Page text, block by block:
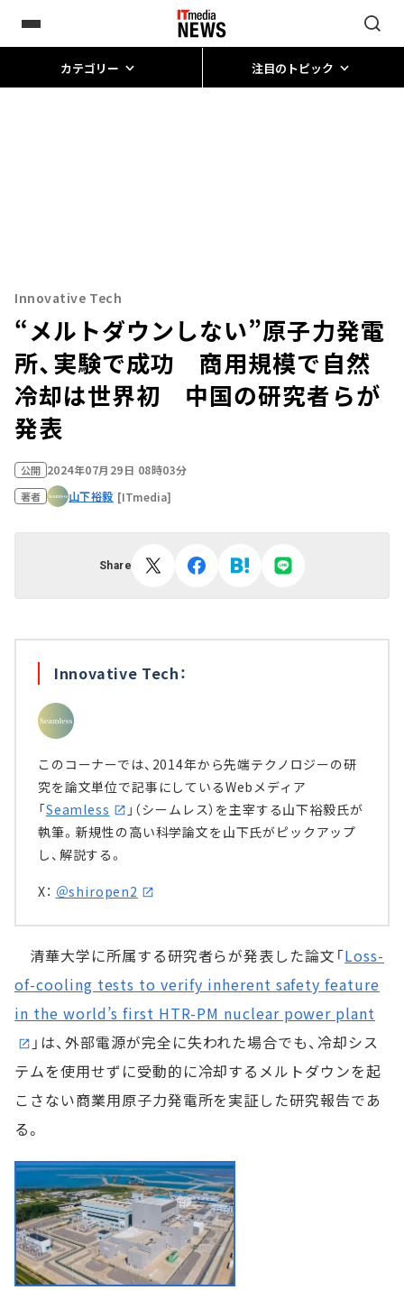
カテゴリー 注目のトピック
Innovative Tech
“メルトダウンしない”原子力発電
所、実験で成功 商用規模で自然
冷却は世界初 中国の研究者らが
発表
公開 2024年07月29日 08時03分
著者 山下裕毅 [ITmedia]
Share
Innovative Tech：
このコーナーでは、2014年から先端テクノロジーの研
究を論文単位で記事にしているWebメディア
「Seamless
」（シームレス）を主宰する山下裕毅氏が
執筆。新規性の高い科学論文を山下氏がピックアップ
し、解説する。
X： ＠shiropen2
清華大学に所属する研究者らが発表した論文「Loss-
of-cooling tests to verify inherent safety feature
in the world’s first HTR-PM nuclear power plant
」は、外部電源が完全に失われた場合でも、冷却シス
テムを使用せずに受動的に冷却するメルトダウンを起
こさない商業用原子力発電所を実証した研究報告であ
る。